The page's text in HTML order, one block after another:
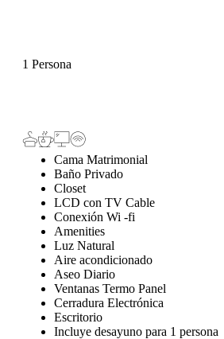
1 Persona
Cama Matrimonial
Baño Privado
Closet
LCD con TV Cable
Conexión Wi -fi
Amenities
Luz Natural
Aire acondicionado
Aseo Diario
Ventanas Termo Panel
Cerradura Electrónica
Escritorio
Incluye desayuno para 1 persona